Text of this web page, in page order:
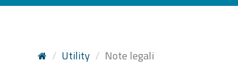
Utility Note legali